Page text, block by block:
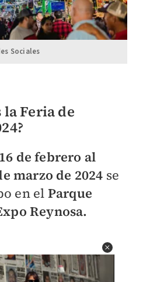
Sociales
la Feria de
16 de febrero al
marzo de 2024 se
en el Parque
Reynosa.